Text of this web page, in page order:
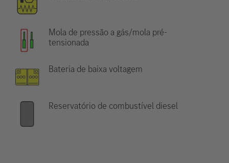
Mola de pressão a gás/mola pré-
tensionada
Bateria de baixa voltagem
Reservatório de combustível diesel